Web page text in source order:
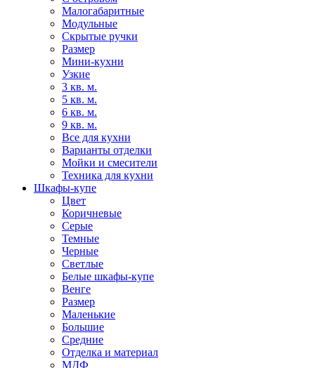
Малогабаритные
Модульные
Скрытые ручки
Размер
Мини-кухни
Узкие
3 кв. м.
5 кв. м.
6 кв. м.
9 кв. м.
Все для кухни
Варианты отделки
Мойки и смесители
Техника для кухни
Шкафы-купе
Цвет
Коричневые
Серые
Темные
Черные
Светлые
Белые шкафы-купе
Венге
Размер
Маленькие
Большие
Средние
Отделка и материал
МДФ